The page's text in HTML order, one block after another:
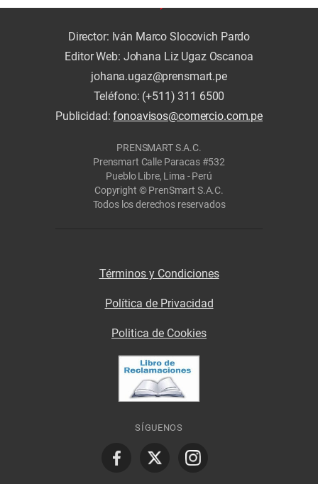
Director: Iván Marco Slocovich Pardo
Editor Web: Johana Liz Ugaz Oscanoa
johana.ugaz@prensmart.pe
Teléfono: (+511) 311 6500
Publicidad:fonoavisos@comercio.com.pe
PRENSMART S.A.C.
Prensmart Calle Paracas #532
Pueblo Libre, Lima - Perú
Copyright © PrenSmart S.A.C.
Todos los derechos reservados
Términos y Condiciones
Política de Privacidad
Politica de Cookies
SÍGUENOS